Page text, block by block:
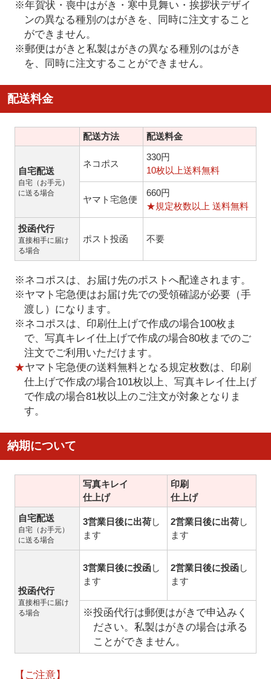
※年賀状・喪中はがき・寒中見舞い・挨拶状デザイ
ンの異なる種別のはがきを、同時に注文すること
ができません。
※郵便はがきと私製はがきの異なる種別のはがき
を、同時に注文することができません。
配送料金
配送方法 配送料金
自宅配送
自宅（お手元）
に送る場合
ネコポス
330円
10枚以上送料無料
ヤマト宅急便
660円
★規定枚数以上 送料無料
投函代行
直接相手に届け
る場合
ポスト投函 不要
※ネコポスは、お届け先のポストへ配達されます。
※ヤマト宅急便はお届け先での受領確認が必要（手
渡し）になります。
※ネコポスは、印刷仕上げで作成の場合100枚ま
で、写真キレイ仕上げで作成の場合80枚までのご
注文でご利用いただけます。
★ヤマト宅急便の送料無料となる規定枚数は、印刷
仕上げで作成の場合101枚以上、写真キレイ仕上げ
で作成の場合81枚以上のご注文が対象となりま
す。
納期について
写真キレイ
仕上げ
印刷
仕上げ
自宅配送
自宅（お手元）
に送る場合
3営業日後に出荷し
ます
2営業日後に出荷し
ます
投函代行
直接相手に届け
る場合
3営業日後に投函し
ます
2営業日後に投函し
ます
※投函代行は郵便はがきで申込みく
ださい。私製はがきの場合は承る
ことができません。
【ご注意】